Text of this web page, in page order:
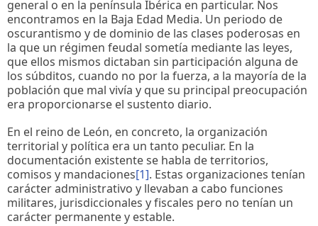
general o en la península Ibérica en particular. Nos
encontramos en la Baja Edad Media. Un periodo de
oscurantismo y de dominio de las clases poderosas en
la que un régimen feudal sometía mediante las leyes,
que ellos mismos dictaban sin participación alguna de
los súbditos, cuando no por la fuerza, a la mayoría de la
población que mal vivía y que su principal preocupación
era proporcionarse el sustento diario.
En el reino de León, en concreto, la organización
territorial y política era un tanto peculiar. En la
documentación existente se habla de territorios,
comisos y mandaciones[1]. Estas organizaciones tenían
carácter administrativo y llevaban a cabo funciones
militares, jurisdiccionales y fiscales pero no tenían un
carácter permanente y estable.